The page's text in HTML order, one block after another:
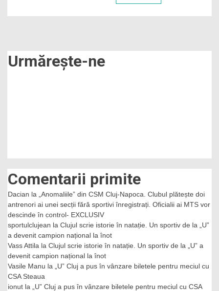
Urmărește-ne
Comentarii primite
Dacian la
„Anomaliile” din CSM Cluj-Napoca. Clubul plătește doi
antrenori ai unei secții fără sportivi înregistrați. Oficialii ai MTS vor
descinde în control- EXCLUSIV
sportulclujean la Clujul scrie istorie în natație. Un sportiv de la „U”
a devenit campion național la înot
Vass Attila la Clujul scrie istorie în natație. Un sportiv de la „U” a
devenit campion național la înot
Vasile Manu la
„U” Cluj a pus în vânzare biletele pentru meciul cu
CSA Steaua
ionut la
„U” Cluj a pus în vânzare biletele pentru meciul cu CSA